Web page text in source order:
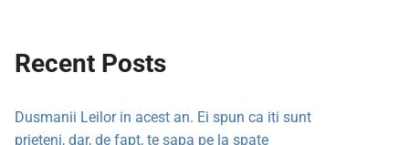
Recent Posts
Dusmanii Leilor in acest an. Ei spun ca iti sunt
prieteni, dar, de fapt, te sapa pe la spate